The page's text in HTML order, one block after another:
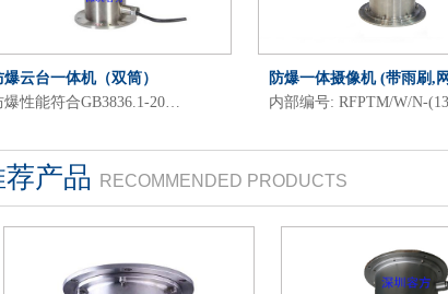
爆云台一体机（双筒）
爆性能符合GB3836.1-20…
防爆一体摄像机 (带雨刷,
内部编号: RFPTM/W/N-
荐产品 RECOMMENDED PRODUCTS